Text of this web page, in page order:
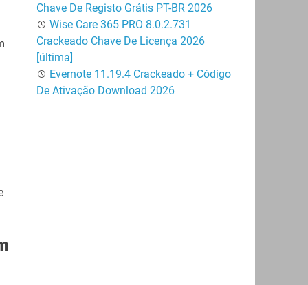
Chave De Registo Grátis PT-BR 2026
Wise Care 365 PRO 8.0.2.731
Crackeado Chave De Licença 2026
[última]
Evernote 11.19.4 Crackeado + Código
De Ativação Download 2026